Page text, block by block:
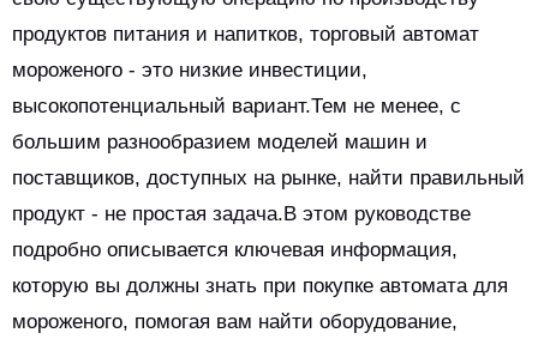
продуктов питания и напитков, торговый автомат
мороженого - это низкие инвестиции,
высокопотенциальный вариант.Тем не менее, с
большим разнообразием моделей машин и
поставщиков, доступных на рынке, найти правильный
продукт - не простая задача.В этом руководстве
подробно описывается ключевая информация,
которую вы должны знать при покупке автомата для
мороженого, помогая вам найти оборудование,